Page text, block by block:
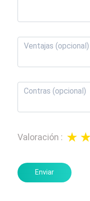
Valoración :
Enviar